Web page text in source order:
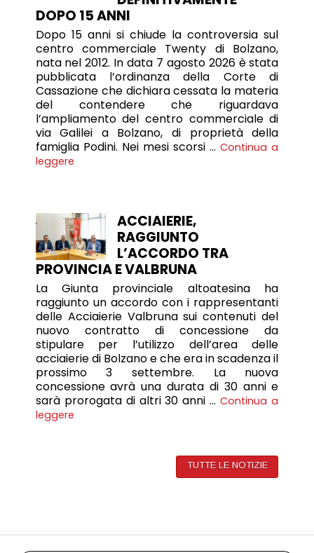
DOPO 15 ANNI
Dopo 15 anni si chiude la controversia sul
centro commerciale Twenty di Bolzano,
nata nel 2012. In data 7 agosto 2026 è stata
pubblicata l’ordinanza della Corte di
Cassazione che dichiara cessata la materia
del contendere che riguardava
l’ampliamento del centro commerciale di
via Galilei a Bolzano, di proprietà della
famiglia Podini. Nei mesi scorsi …Continua a
leggere
ACCIAIERIE,
RAGGIUNTO
L’ACCORDO TRA
PROVINCIA E VALBRUNA
La Giunta provinciale altoatesina ha
raggiunto un accordo con i rappresentanti
delle Acciaierie Valbruna sui contenuti del
nuovo contratto di concessione da
stipulare per l’utilizzo dell’area delle
acciaierie di Bolzano e che era in scadenza il
prossimo 3 settembre. La nuova
concessione avrà una durata di 30 anni e
sarà prorogata di altri 30 anni …Continua a
leggere
TUTTE LE NOTIZIE